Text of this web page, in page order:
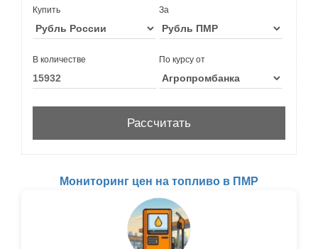
Купить За
В количестве По курсу от
Мониторинг цен на топливо в ПМР